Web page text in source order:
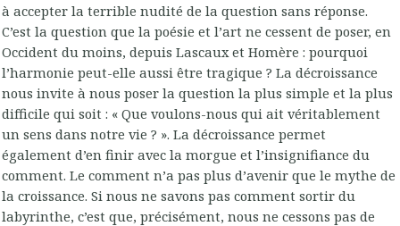
à accepter la terrible nudité de la question sans réponse.
C’est la question que la poésie et l’art ne cessent de poser, en
Occident du moins, depuis Lascaux et Homère : pourquoi
l’harmonie peut-elle aussi être tragique ? La décroissance
nous invite à nous poser la question la plus simple et la plus
difficile qui soit : « Que voulons-nous qui ait véritablement
un sens dans notre vie ? ». La décroissance permet
également d’en finir avec la morgue et l’insignifiance du
comment. Le comment n’a pas plus d’avenir que le mythe de
la croissance. Si nous ne savons pas comment sortir du
labyrinthe, c’est que, précisément, nous ne cessons pas de